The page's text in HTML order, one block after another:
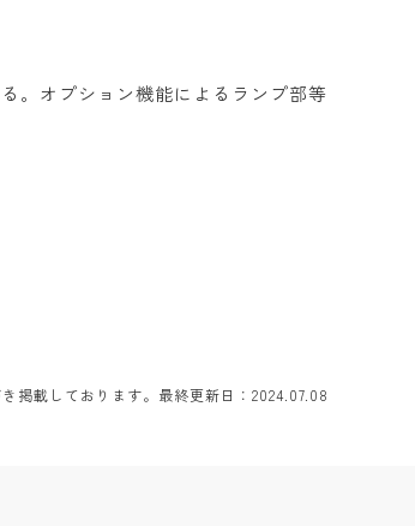
。オプション機能によるランプ部等
掲載しております。最終更新日：2024.07.08